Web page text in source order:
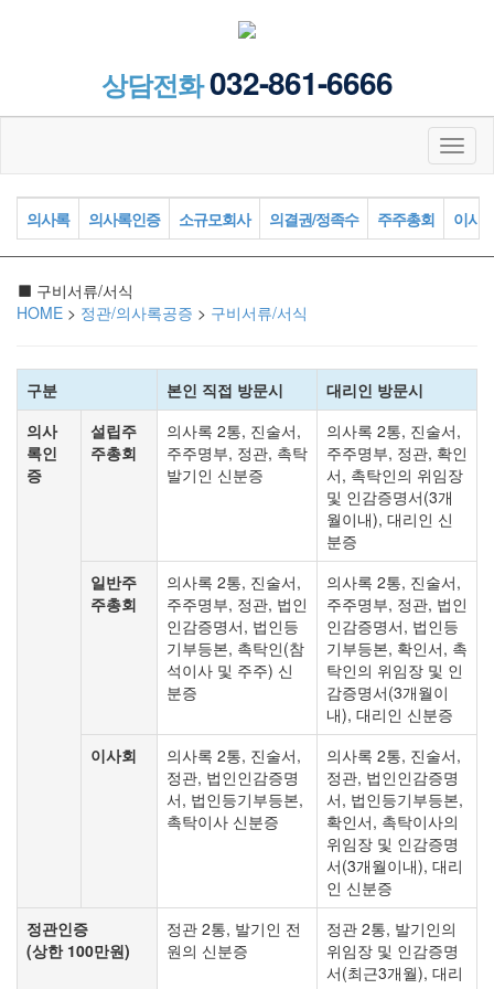
상담전화032-861-6666
의사록 의사록인증 소규모회사 의결권/정족수 주주총회 이사
구비서류/서식
HOME > 정관/의사록공증 > 구비서류/서식
구분 본인 직접 방문시
대리인 방문시
의사
록인
증
설립주
주총회
의사록 2통, 진술서,
주주명부, 정관, 촉탁
발기인 신분증
의사록 2통, 진술서,
주주명부, 정관, 확인
서, 촉탁인의 위임장
및 인감증명서(3개
월이내), 대리인 신
분증
일반주
주총회
의사록 2통, 진술서,
주주명부, 정관, 법인
인감증명서, 법인등
기부등본, 촉탁인(참
석이사 및 주주) 신
분증
의사록 2통, 진술서,
주주명부, 정관, 법인
인감증명서, 법인등
기부등본, 확인서, 촉
탁인의 위임장 및 인
감증명서(3개월이
내), 대리인 신분증
이사회
의사록 2통, 진술서,
정관, 법인인감증명
서, 법인등기부등본,
촉탁이사 신분증
의사록 2통, 진술서,
정관, 법인인감증명
서, 법인등기부등본,
확인서, 촉탁이사의
위임장 및 인감증명
서(3개월이내), 대리
인 신분증
정관인증
(상한 100만원)
정관 2통, 발기인 전
원의 신분증
정관 2통, 발기인의
위임장 및 인감증명
서(최근3개월), 대리